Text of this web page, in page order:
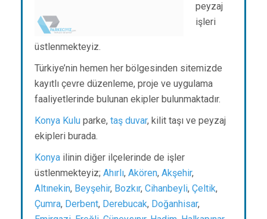
peyzaj
işleri
üstlenmekteyiz.
Türkiye’nin hemen her bölgesinden sitemizde
kayıtlı çevre düzenleme, proje ve uygulama
faaliyetlerinde bulunan ekipler bulunmaktadır.
Konya Kulu parke, taş duvar, kilit taşı ve peyzaj
ekipleri burada.
Konya ilinin diğer ilçelerinde de işler
üstlenmekteyiz; Ahırlı, Akören, Akşehir,
Altınekin, Beyşehir, Bozkır, Cihanbeyli, Çeltik,
Çumra, Derbent, Derebucak, Doğanhisar,